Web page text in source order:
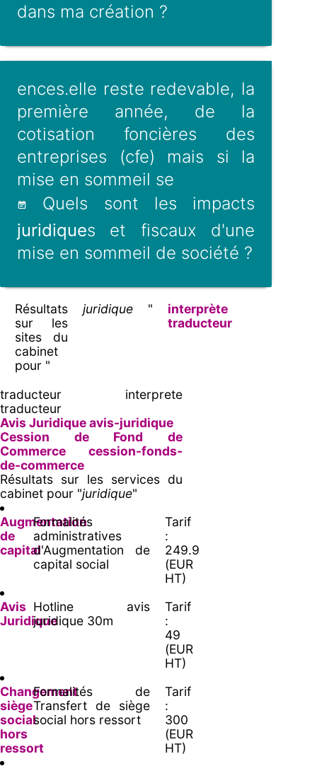
dans ma création ?
ences.elle reste redevable, la
première année, de la
cotisation foncières des
entreprises (cfe) mais si la
mise en sommeil se
Quels sont les impacts
juridiques et fiscaux d'une
mise en sommeil de société ?
Résultats
sur les
sites du
cabinet
pour "
juridique "
interprète
traducteur
traducteur interprete
traducteur
Avis Juridique avis-juridique
Cession de Fond de
Commerce cession-fonds-
de-commerce
Résultats sur les services du
cabinet pour "juridique"
Augmentation
de
capital
Formalités
administratives
d'Augmentation de
capital social
Tarif
:
249.9
(EUR
HT)
Avis
Juridique
Hotline avis
juridique 30m
Tarif
:
49
(EUR
HT)
Changement
siège
social
hors
ressort
Formalités de
Transfert de siège
social hors ressort
Tarif
:
300
(EUR
HT)